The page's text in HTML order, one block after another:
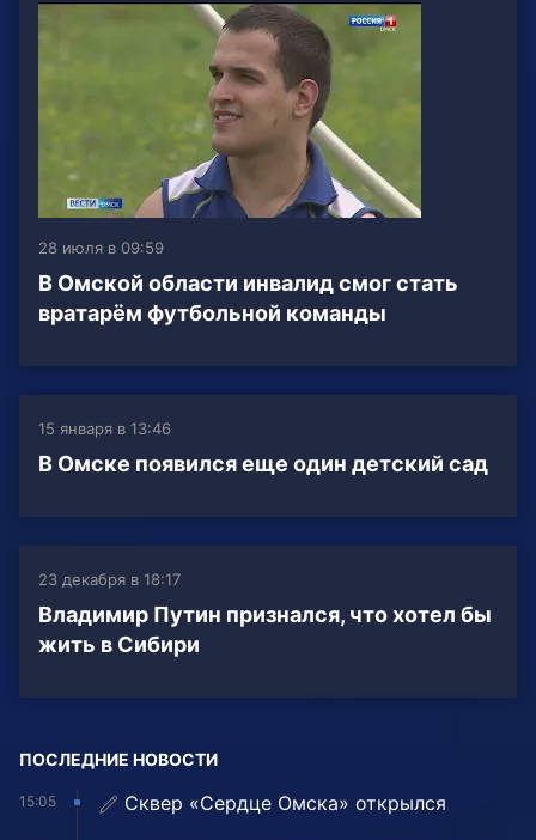
28 июля в 09:59
В Омской области инвалид смог стать
вратарём футбольной команды
15 января в 13:46
В Омске появился еще один детский сад
23 декабря в 18:17
Владимир Путин признался, что хотел бы
жить в Сибири
ПОСЛЕДНИЕ НОВОСТИ
15:05 Сквер «Сердце Омска» открылся